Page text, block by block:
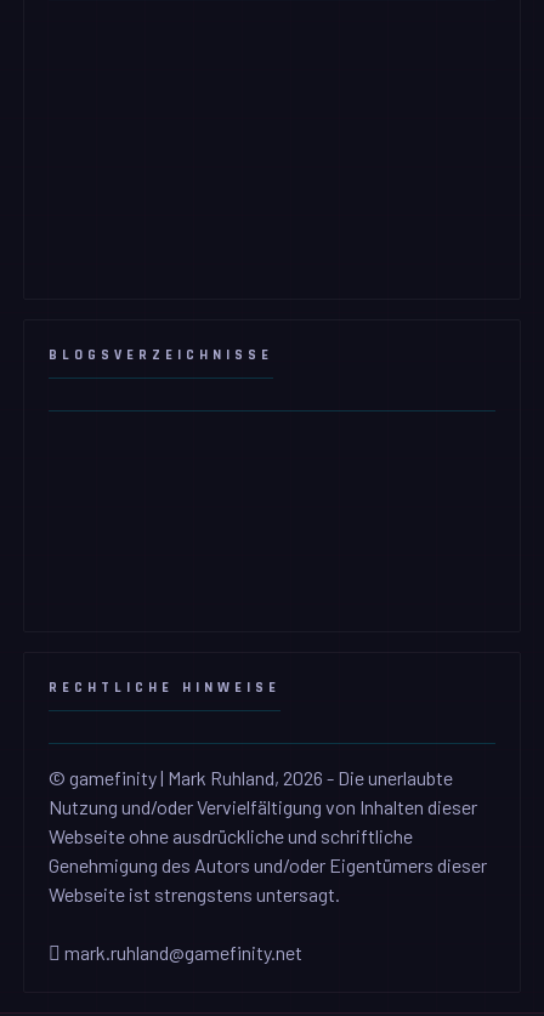
BLOGSVERZEICHNISSE
RECHTLICHE HINWEISE
© gamefinity | Mark Ruhland, 2026 - Die unerlaubte
Nutzung und/oder Vervielfältigung von Inhalten dieser
Webseite ohne ausdrückliche und schriftliche
Genehmigung des Autors und/oder Eigentümers dieser
Webseite ist strengstens untersagt.
mark.ruhland@gamefinity.net